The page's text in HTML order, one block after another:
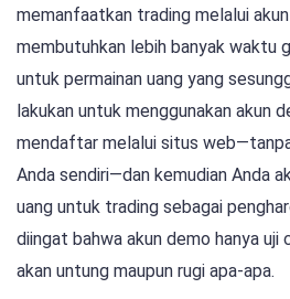
memanfaatkan trading melalui
membutuhkan lebih banyak waktu
untuk permainan uang yang
lakukan untuk menggunakan akun
mendaftar melalui situs
Anda sendiri—dan kemudian Anda
uang untuk trading sebagai
diingat bahwa akun demo hanya uji
akan untung maupun rugi apa-apa.